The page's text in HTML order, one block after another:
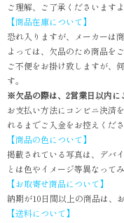
ご理解、ご了承くださいます
【商品在庫について】
恐れ入りますが、メーカーは
よっては、欠品のため商品を
ご不便をお掛け致しますが、
す。
※欠品の際は、2営業日以内に
お支払い方法にコンビニ決済
れるまでご入金をお控えくだ
【商品の色について】
掲載されている写真は、デバ
とは色やイメージ等異なって
【お取寄せ商品について】
納期が10日間以上の商品は、
【送料について】